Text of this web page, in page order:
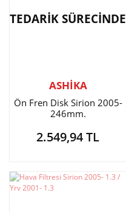
TEDARİK SÜRECİNDE
ASHİKA
Ön Fren Disk Sirion 2005-
246mm.
2.549,94 TL